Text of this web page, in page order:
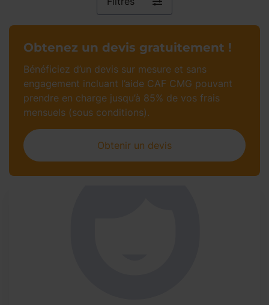
Obtenez un devis gratuitement !
Bénéficiez d’un devis sur mesure et sans
engagement incluant l’aide CAF CMG pouvant
prendre en charge jusqu’à 85% de vos frais
mensuels (sous conditions).
Obtenir un devis